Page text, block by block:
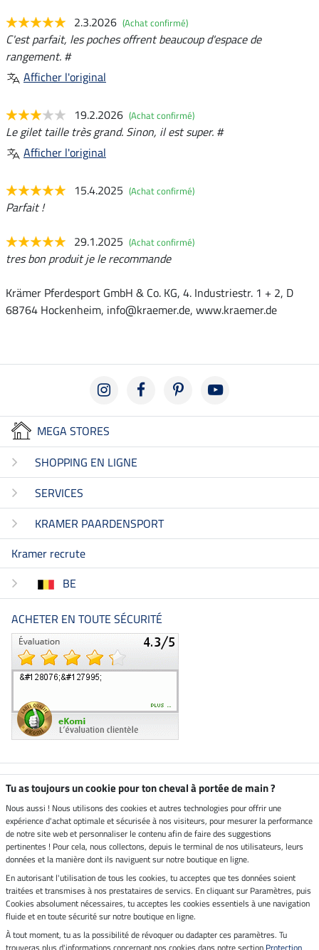
2.3.2026 (Achat confirmé)
C'est parfait, les poches offrent beaucoup d'espace de
rangement. #
Afficher l'original
19.2.2026 (Achat confirmé)
Le gilet taille très grand. Sinon, il est super. #
Afficher l'original
15.4.2025 (Achat confirmé)
Parfait !
29.1.2025 (Achat confirmé)
tres bon produit je le recommande
Krämer Pferdesport GmbH & Co. KG, 4. Industriestr. 1 + 2, D
68764 Hockenheim, info@kraemer.de, www.kraemer.de
MEGA STORES
SHOPPING EN LIGNE
SERVICES
KRAMER PAARDENSPORT
Kramer recrute
BE
ACHETER EN TOUTE SÉCURITÉ
Boutique climatiquement
neutre
Livraison par
Paiement sécurisé
Mentions légales
Tu as toujours un cookie pour ton cheval à portée de main ?
Nous aussi ! Nous utilisons des cookies et autres technologies pour offrir une
expérience d'achat optimale et sécurisée à nos visiteurs, pour mesurer la performance
de notre site web et personnaliser le contenu afin de faire des suggestions
pertinentes ! Pour cela, nous collectons, depuis le terminal de nos utilisateurs, leurs
données et la manière dont ils naviguent sur notre boutique en ligne.
En autorisant l'utilisation de tous les cookies, tu acceptes que tes données soient
traitées et transmises à nos prestataires de servics. En cliquant sur Paramètres, puis
Cookies absolument nécessaires, tu acceptes les cookies essentiels à une navigation
fluide et en toute sécurité sur notre boutique en ligne.
À tout moment, tu as la possibilité de révoquer ou dadapter ces paramètres. Tu